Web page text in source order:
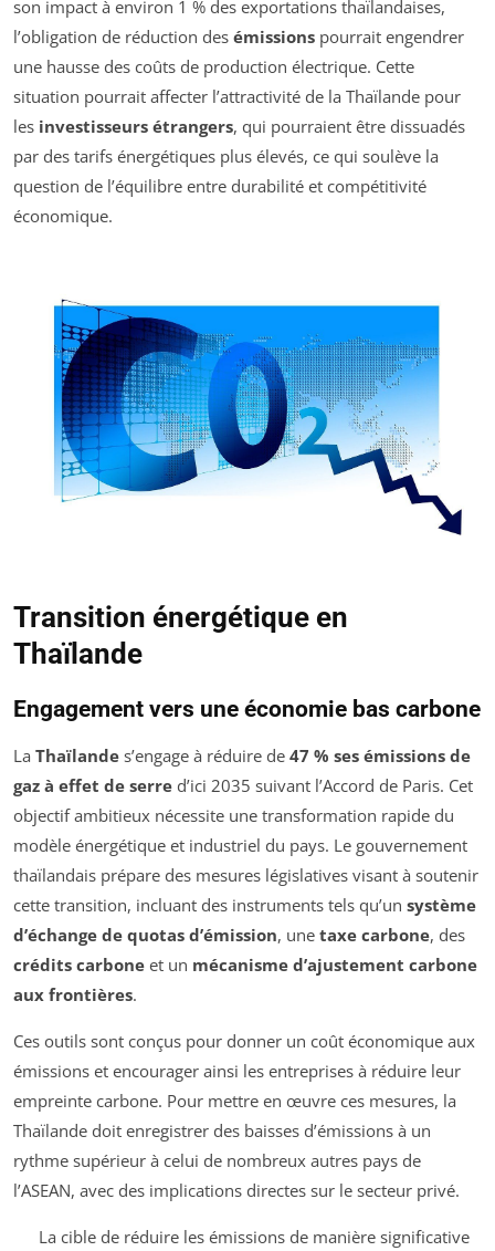
son impact à environ 1 % des exportations thaïlandaises,
l’obligation de réduction des émissions pourrait engendrer
une hausse des coûts de production électrique. Cette
situation pourrait affecter l’attractivité de la Thaïlande pour
les investisseurs étrangers, qui pourraient être dissuadés
par des tarifs énergétiques plus élevés, ce qui soulève la
question de l’équilibre entre durabilité et compétitivité
économique.
Transition énergétique en
Thaïlande
Engagement vers une économie bas carbone
La Thaïlande s’engage à réduire de 47 % ses émissions de
gaz à effet de serre d’ici 2035 suivant l’Accord de Paris. Cet
objectif ambitieux nécessite une transformation rapide du
modèle énergétique et industriel du pays. Le gouvernement
thaïlandais prépare des mesures législatives visant à soutenir
cette transition, incluant des instruments tels qu’un système
d’échange de quotas d’émission, une taxe carbone, des
crédits carbone et un mécanisme d’ajustement carbone
aux frontières.
Ces outils sont conçus pour donner un coût économique aux
émissions et encourager ainsi les entreprises à réduire leur
empreinte carbone. Pour mettre en œuvre ces mesures, la
Thaïlande doit enregistrer des baisses d’émissions à un
rythme supérieur à celui de nombreux autres pays de
l’ASEAN, avec des implications directes sur le secteur privé.
La cible de réduire les émissions de manière significative